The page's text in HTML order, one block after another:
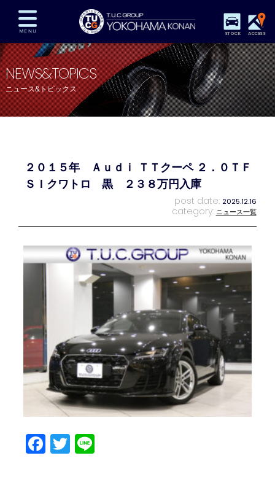
STOCK ACCESS
在庫車両情報 保証&サービス パーツリスト
TUCとは？ 店舗情報 アクセスマップ
全国納車 特別作業 注文販売
プライバシーポリシー スタッフblog
NEWS&TOPICS
ニュース&トピックス
２０１５年 Ａｕｄｉ ＴＴクーペ ２．０ＴＦ
ＳＩクワトロ 黒 ２３８万円入庫
post date: 2025.12.16
category: ニュース一覧
Facebook
Twitter